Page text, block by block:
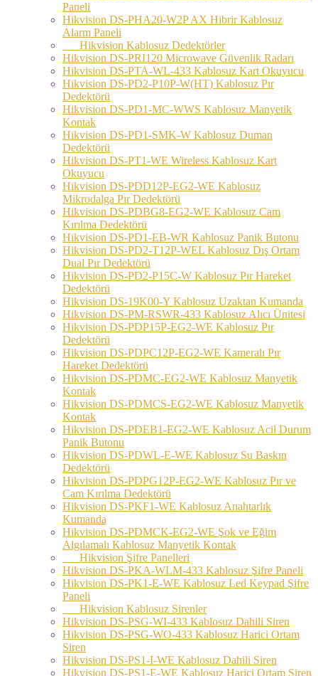
Paneli
Hikvision DS-PHA20-W2P AX Hibrir Kablosuz
Alarm Paneli
Hikvision Kablosuz Dedektörler
Hikvision DS-PRI120 Microwave Güvenlik Radarı
Hikvision DS-PTA-WL-433 Kablosuz Kart Okuyucu
Hikvision DS-PD2-P10P-W(HT) Kablosuz Pır
Dedektörü
Hikvision DS-PD1-MC-WWS Kablosuz Manyetik
Kontak
Hikvision DS-PD1-SMK-W Kablosuz Duman
Dedektörü
Hikvision DS-PT1-WE Wireless Kablosuz Kart
Okuyucu
Hikvision DS-PDD12P-EG2-WE Kablosuz
Mikrodalga Pır Dedektörü
Hikvision DS-PDBG8-EG2-WE Kablosuz Cam
Kırılma Dedektörü
Hikvision DS-PD1-EB-WR Kablosuz Panik Butonu
Hikvision DS-PD2-T12P-WEL Kablosuz Dış Ortam
Dual Pır Dedektörü
Hikvision DS-PD2-P15C-W Kablosuz Pır Hareket
Dedektörü
Hikvision DS-19K00-Y Kablosuz Uzaktan Kumanda
Hikvision DS-PM-RSWR-433 Kablosuz Alıcı Ünitesi
Hikvision DS-PDP15P-EG2-WE Kablosuz Pır
Dedektörü
Hikvision DS-PDPC12P-EG2-WE Kameralı Pır
Hareket Dedektörü
Hikvision DS-PDMC-EG2-WE Kablosuz Manyetik
Kontak
Hikvision DS-PDMCS-EG2-WE Kablosuz Manyetik
Kontak
Hikvision DS-PDEB1-EG2-WE Kablosuz Acil Durum
Panik Butonu
Hikvision DS-PDWL-E-WE Kablosuz Su Baskın
Dedektörü
Hikvision DS-PDPG12P-EG2-WE Kablosuz Pır ve
Cam Kırılma Dedektörü
Hikvision DS-PKF1-WE Kablosuz Anahtarlık
Kumanda
Hikvision DS-PDMCK-EG2-WE Şok ve Eğim
Algılamalı Kablosuz Manyetik Kontak
Hikvision Şifre Panelleri
Hikvision DS-PKA-WLM-433 Kablosuz Şifre Paneli
Hikvision DS-PK1-E-WE Kablosuz Led Keypad Şifre
Paneli
Hikvision Kablosuz Sirenler
Hikvision DS-PSG-WI-433 Kablosuz Dahili Siren
Hikvision DS-PSG-WO-433 Kablosuz Harici Ortam
Siren
Hikvision DS-PS1-I-WE Kablosuz Dahili Siren
Hikvision DS-PS1-E-WE Kablosuz Harici Ortam Siren